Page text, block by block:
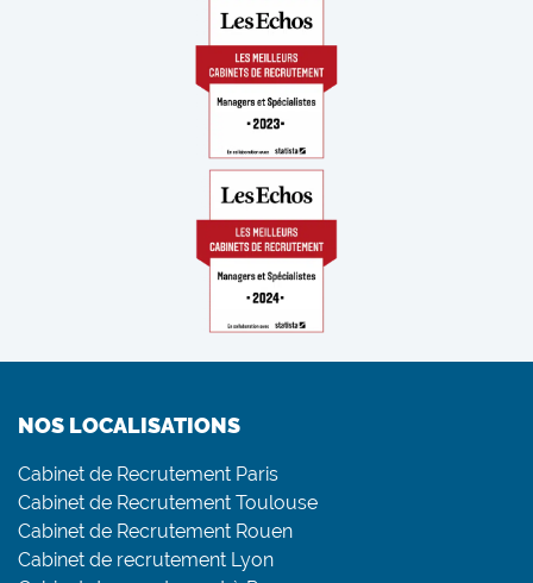
NOS LOCALISATIONS
Cabinet de Recrutement Paris
Cabinet de Recrutement Toulouse
Cabinet de Recrutement Rouen
Cabinet de recrutement Lyon